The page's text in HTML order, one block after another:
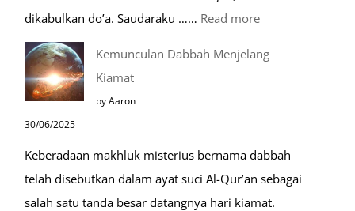
dikabulkan do’a. Saudaraku …… Read more:
Saat
Mustajab
Kemunculan Dabbah Menjelang
Kiamat
by Aaron
30/06/2025
Keberadaan makhluk misterius bernama dabbah
telah disebutkan dalam ayat suci Al-Qur’an sebagai
salah satu tanda besar datangnya hari kiamat.